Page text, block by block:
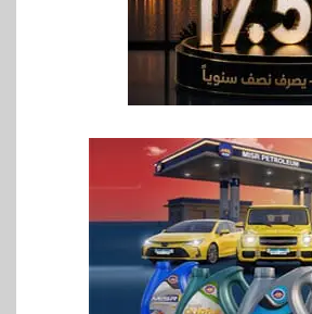
وزير الشباب والرياضة يلتقي
بالرئيس التنفيذي والعضو المنتدب
لبنك saib لبحث تعزيز التعاون
المشترك
حماقي يشعل سعادة ساحل في
رأس الحكمة.. وبوسي مفاجأة
الحفل
اقتصاد